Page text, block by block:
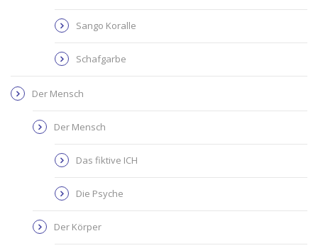
Sango Koralle
Schafgarbe
Der Mensch
Der Mensch
Das fiktive ICH
Die Psyche
Der Körper